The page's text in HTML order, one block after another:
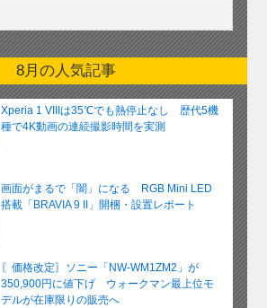
8月の人気記事
Xperia 1 VIIIは35℃でも熱停止なし 歴代5機
種で4K動画の連続撮影時間を実測
画面がまるで「闇」になる RGB Mini LED
搭載「BRAVIA 9 II」開梱・設置レポート
〖価格改定〗ソニー「NW-WM1ZM2」が
350,900円に値下げ ウォークマン最上位モ
デルが在庫限りの販売へ